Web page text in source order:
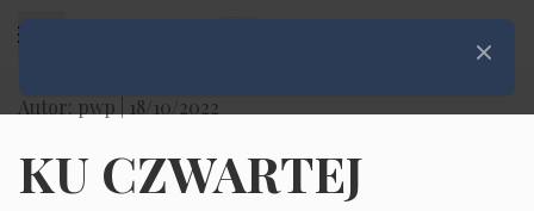
Autor: pwp | 18/10/2022
KU CZWARTEJ
Zamknij